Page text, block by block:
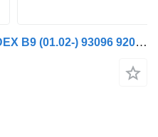
Sušilnik zraka VOLVO,HALDEX B9 (01.02-) 93096 92048 za avtobus Volvo B6, B7, B9, B10, B12 bus (1978-2011)